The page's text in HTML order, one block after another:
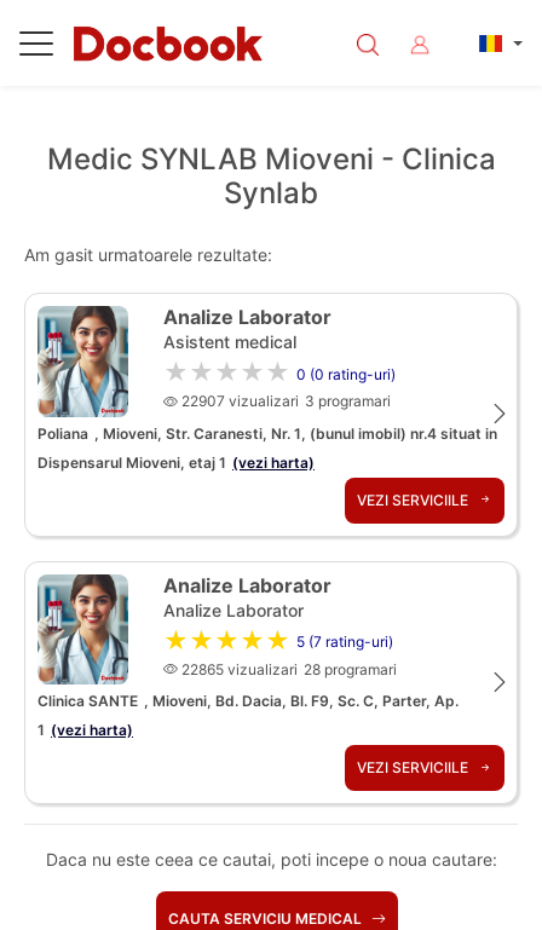
Medic SYNLAB Mioveni - Clinica
Synlab
Am gasit urmatoarele rezultate:
Analize Laborator
Asistent medical
★★★★★ 0 (0 rating-uri)
22907 vizualizari 3 programari
Poliana , Mioveni, Str. Caranesti, Nr. 1, (bunul imobil) nr.4 situat in
Dispensarul Mioveni, etaj 1 (vezi harta)
VEZI SERVICIILE
Analize Laborator
Analize Laborator
★★★★★ 5 (7 rating-uri)
22865 vizualizari 28 programari
Clinica SANTE , Mioveni, Bd. Dacia, Bl. F9, Sc. C, Parter, Ap.
1 (vezi harta)
VEZI SERVICIILE
Daca nu este ceea ce cautai, poti incepe o noua cautare:
CAUTA SERVICIU MEDICAL